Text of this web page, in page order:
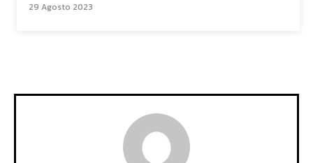
29 Agosto 2023